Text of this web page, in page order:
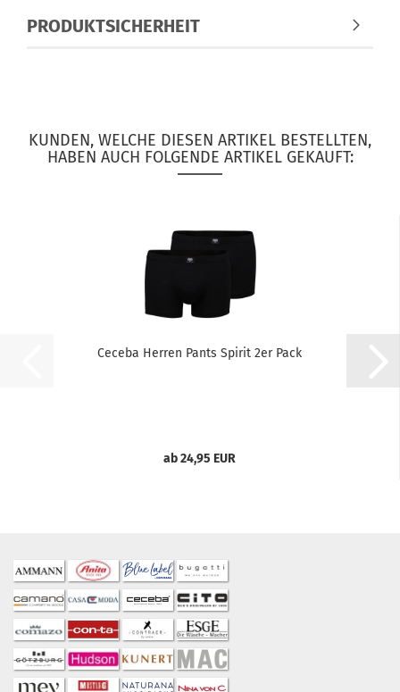
PRODUKTSICHERHEIT
KUNDEN, WELCHE DIESEN ARTIKEL BESTELLTEN,
HABEN AUCH FOLGENDE ARTIKEL GEKAUFT:
Ceceba Herren Pants Spirit 2er Pack
ab 24,95 EUR